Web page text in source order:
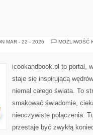
MAR - 22 - 2026
MOŻLIWOŚĆ
icookandbook.pl to portal,
staje się inspirującą
niemal całego świata. To
smakować świadomie,
nieoczywiste połączenia.
przestaje być zwykłą